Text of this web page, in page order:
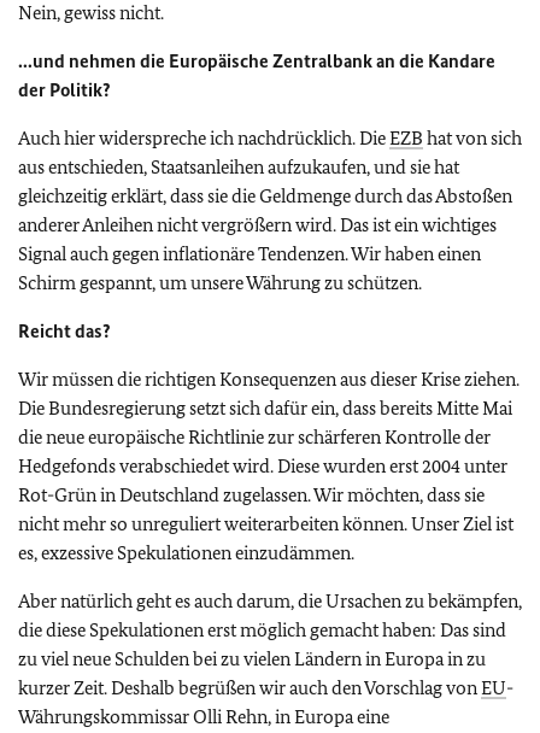
Nein, gewiss nicht.
...und nehmen die Europäische Zentralbank an die Kandare
der Politik?
Auch hier widerspreche ich nachdrücklich. DieEZB hat von sich
aus entschieden, Staatsanleihen aufzukaufen, und sie hat
gleichzeitig erklärt, dass sie die Geldmenge durch das Abstoßen
anderer Anleihen nicht vergrößern wird. Das ist ein wichtiges
Signal auch gegen inflationäre Tendenzen. Wir haben einen
Schirm gespannt, um unsere Währung zu schützen.
Reicht das?
Wir müssen die richtigen Konsequenzen aus dieser Krise ziehen.
Die Bundesregierung setzt sich dafür ein, dass bereits Mitte Mai
die neue europäische Richtlinie zur schärferen Kontrolle der
Hedgefonds verabschiedet wird. Diese wurden erst 2004 unter
Rot-Grün in Deutschland zugelassen. Wir möchten, dass sie
nicht mehr so unreguliert weiterarbeiten können. Unser Ziel ist
es, exzessive Spekulationen einzudämmen.
Aber natürlich geht es auch darum, die Ursachen zu bekämpfen,
die diese Spekulationen erst möglich gemacht haben: Das sind
zu viel neue Schulden bei zu vielen Ländern in Europa in zu
kurzer Zeit. Deshalb begrüßen wir auch den Vorschlag vonEU-
Währungskommissar Olli Rehn, in Europa eine